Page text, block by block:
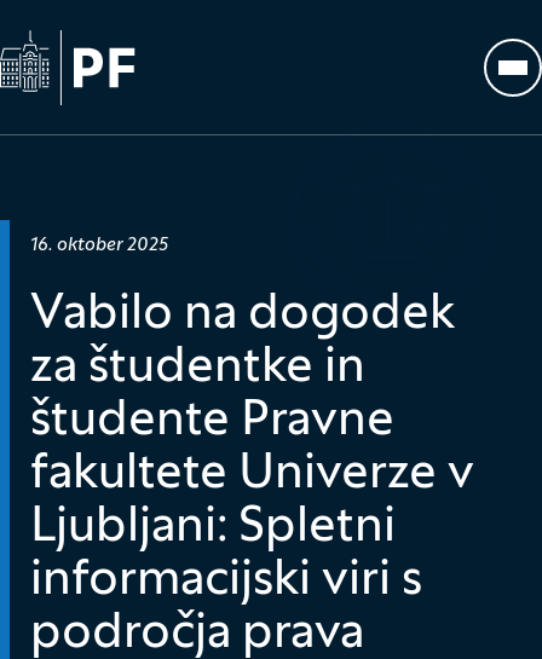
Na začetno stran
Datum objave:
16. oktober 2025
Vabilo na dogodek
za študentke in
študente Pravne
fakultete Univerze v
Ljubljani: Spletni
informacijski viri s
področja prava